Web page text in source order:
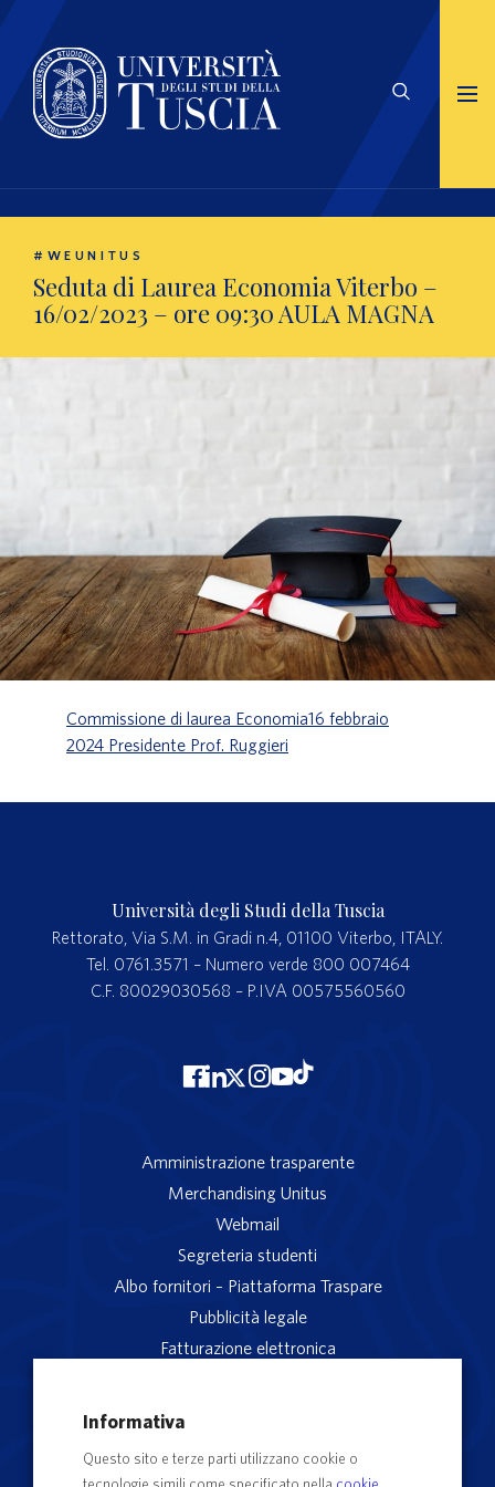
#WEUNITUS
Seduta di Laurea Economia Viterbo –
16/02/2023 – ore 09:30 AULA MAGNA
Commissione di laurea Economia16 febbraio
2024 Presidente Prof. Ruggieri
Università degli Studi della Tuscia
Rettorato, Via S.M. in Gradi n.4, 01100 Viterbo, ITALY.
Tel. 0761.3571 – Numero verde 800 007464
C.F. 80029030568 – P.IVA 00575560560
Amministrazione trasparente
Merchandising Unitus
Webmail
Segreteria studenti
Albo fornitori – Piattaforma Traspare
Pubblicità legale
Fatturazione elettronica
Servizio reclami
Informativa
Questo sito e terze parti utilizzano cookie o